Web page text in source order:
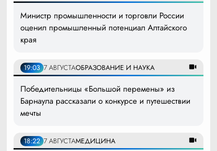
Министр промышленности и торговли России
оценил промышленный потенциал Алтайского
края
19:03 7 АВГУСТАОБРАЗОВАНИЕ И НАУКА
Победительницы «Большой перемены» из
Барнаула рассказали о конкурсе и путешествии
мечты
18:22 7 АВГУСТАМЕДИЦИНА